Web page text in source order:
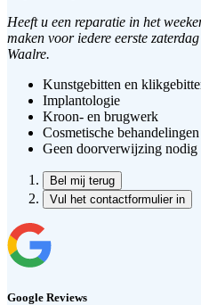
Heeft u een reparatie in het
maken voor iedere eerste
Waalre.
Kunstgebitten en
Implantologie
Kroon- en brugwerk
Cosmetische behandelingen
Geen doorverwijzing nodig
Bel mij terug
Vul het contactformulier in
Google Reviews